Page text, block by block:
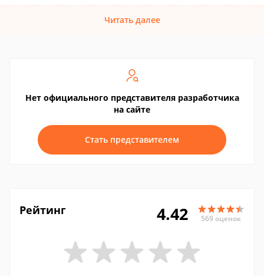
Читать далее
Нет официального представителя разработчика
на сайте
Стать представителем
Рейтинг 4.42 569 оценок